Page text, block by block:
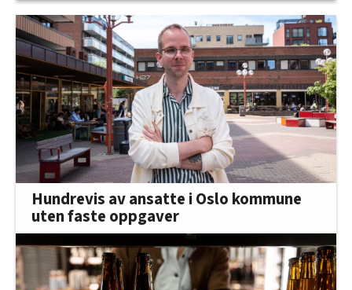
Hundrevis av ansatte i Oslo kommune
uten faste oppgaver